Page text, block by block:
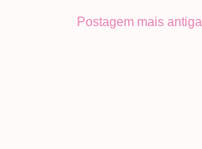
Postagem mais antiga